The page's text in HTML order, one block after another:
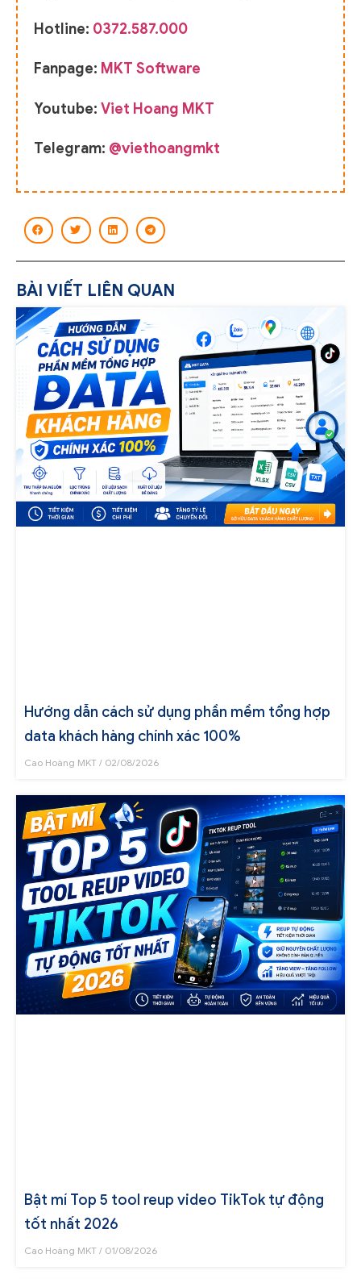
Hotline: 0372.587.000
Fanpage: MKT Software
Youtube: Viet Hoang MKT
Telegram: @viethoangmkt
BÀI VIẾT LIÊN QUAN
Hướng dẫn cách sử dụng phần mềm tổng hợp
data khách hàng chính xác 100%
Cao Hoàng MKT 02/08/2026
Bật mí Top 5 tool reup video TikTok tự động
tốt nhất 2026
Cao Hoàng MKT 01/08/2026